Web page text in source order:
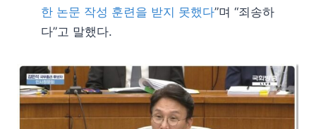
한 논문 작성 훈련을 받지 못했다”며 “죄송하
다”고 말했다.